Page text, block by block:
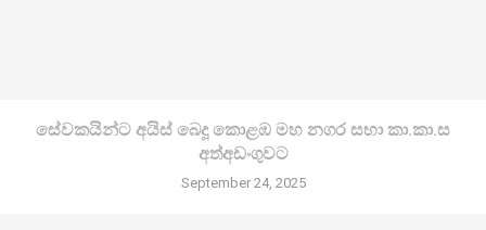
සේවකයින්ට අයිස් බෙදූ කොළඹ මහ නගර සභා කා.කා.ස
අත්අඩංගුවට
September 24, 2025